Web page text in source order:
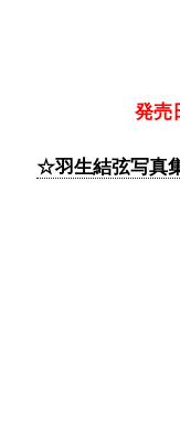
発売
☆羽生結弦写真